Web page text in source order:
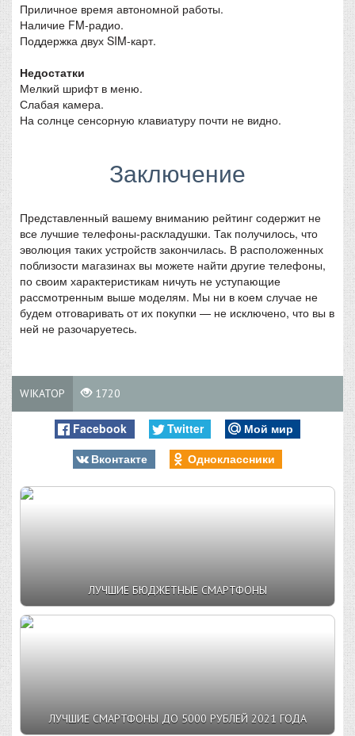
Приличное время автономной работы.
Наличие FM-радио.
Поддержка двух SIM-карт.
Недостатки
Мелкий шрифт в меню.
Слабая камера.
На солнце сенсорную клавиатуру почти не видно.
Заключение
Представленный вашему вниманию рейтинг содержит не
все лучшие телефоны-раскладушки. Так получилось, что
эволюция таких устройств закончилась. В расположенных
поблизости магазинах вы можете найти другие телефоны,
по своим характеристикам ничуть не уступающие
рассмотренным выше моделям. Мы ни в коем случае не
будем отговаривать от их покупки — не исключено, что вы в
ней не разочаруетесь.
WIKATOP 1720
Facebook Twitter
Мой мир
Вконтакте
Одноклассники
ЛУЧШИЕ БЮДЖЕТНЫЕ СМАРТФОНЫ
ЛУЧШИЕ СМАРТФОНЫ ДО 5000 РУБЛЕЙ 2021 ГОДА